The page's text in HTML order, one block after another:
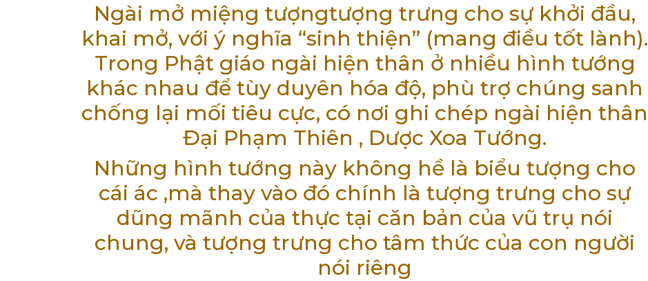
Ngài mở miệng tượngtượng trưng cho sự khởi đầu,
khai mở, với ý nghĩa “sinh thiện” (mang điều tốt lành).
Trong Phật giáo ngài hiện thân ở nhiều hình tướng
khác nhau để tùy duyên hóa độ, phù trợ chúng sanh
chống lại mối tiêu cực, có nơi ghi chép ngài hiện thân
Đại Phạm Thiên , Dược Xoa Tướng.
Những hình tướng này không hề là biểu tượng cho
cái ác ,mà thay vào đó chính là tượng trưng cho sự
dũng mãnh của thực tại căn bản của vũ trụ nói
chung, và tượng trưng cho tâm thức của con người
nói riêng